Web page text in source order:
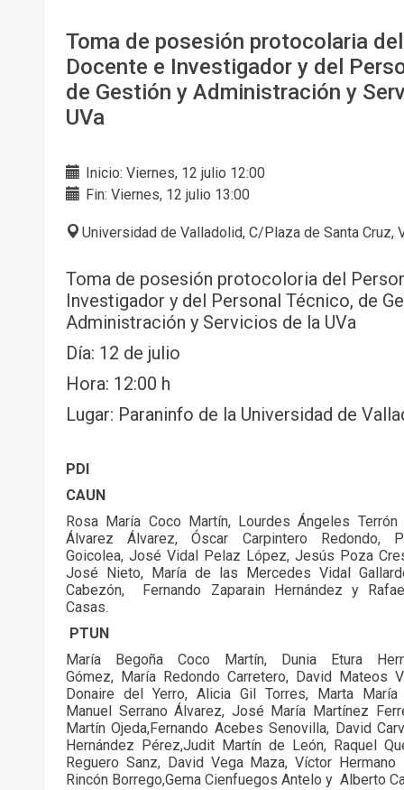
Toma de posesión protocolaria
Docente e Investigador y del
de Gestión y Administración y
UVa
Inicio: Viernes, 12 julio 12:00
Fin: Viernes, 12 julio 13:00
Universidad de Valladolid, C/Plaza de Santa Cruz,
Toma de posesión protocoloria del
Investigador y del Personal Técnico, de
Administración y Servicios de la UVa
Día: 12 de julio
Hora: 12:00 h
Lugar: Paraninfo de la Universidad de
PDI
CAUN
Rosa María Coco Martín, Lourdes Ángeles Terrón
Álvarez Álvarez, Óscar Carpintero Redondo,
Goicolea, José Vidal Pelaz López, Jesús Poza
José Nieto, María de las Mercedes Vidal
Cabezón, Fernando Zaparain Hernández y
Casas.
PTUN
María Begoña Coco Martín, Dunia Etura
Gómez, María Redondo Carretero, David Mateos
Donaire del Yerro, Alicia Gil Torres, Marta María
Manuel Serrano Álvarez, José María Martínez
Martín Ojeda,Fernando Acebes Senovilla, David
Hernández Pérez,Judit Martín de León, Raquel
Reguero Sanz, David Vega Maza, Víctor
Rincón Borrego,Gema Cienfuegos Antelo y Alberto